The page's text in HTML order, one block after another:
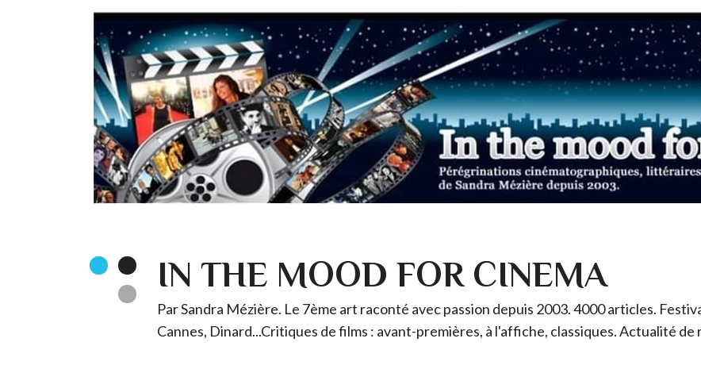
IN THE MOOD FOR CINEMA
Par Sandra Mézière. Le 7ème art raconté avec passion depuis 2003. 4000 articles.
Cannes, Dinard...Critiques de films : avant-premières, à l'affiche, classiques. Actualité de